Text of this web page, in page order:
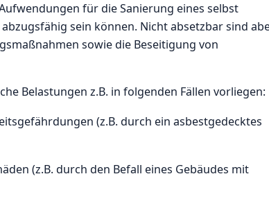
für die Sanierung eines selbst
sein können. Nicht absetzbar sind
sowie die Beseitigung von
Belastungen z.B. in folgenden Fällen vorliegen:
(z.B. durch ein asbestgedecktes
(z.B. durch den Befall eines Gebäudes mit